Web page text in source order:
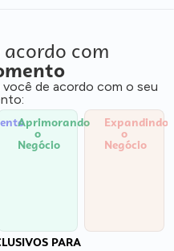
com
você de acordo com o seu
Aprimorando
o
Negócio
Expandindo
o
Negócio
PARA